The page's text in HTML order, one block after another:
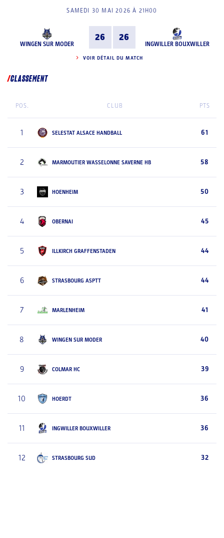
SAMEDI 30 MAI 2026 À 21H00
WINGEN SUR MODER
26 26
INGWILLER BOUXWILLER
VOIR DÉTAIL DU MATCH
CLASSEMENT
POS. CLUB PTS
1 SELESTAT ALSACE HANDBALL 61
2 MARMOUTIER WASSELONNE SAVERNE HB 58
3 HOENHEIM 50
4 OBERNAI 45
5 ILLKIRCH GRAFFENSTADEN 44
6 STRASBOURG ASPTT 44
7 MARLENHEIM 41
8 WINGEN SUR MODER 40
9 COLMAR HC 39
10 HOERDT 36
11 INGWILLER BOUXWILLER 36
12 STRASBOURG SUD 32